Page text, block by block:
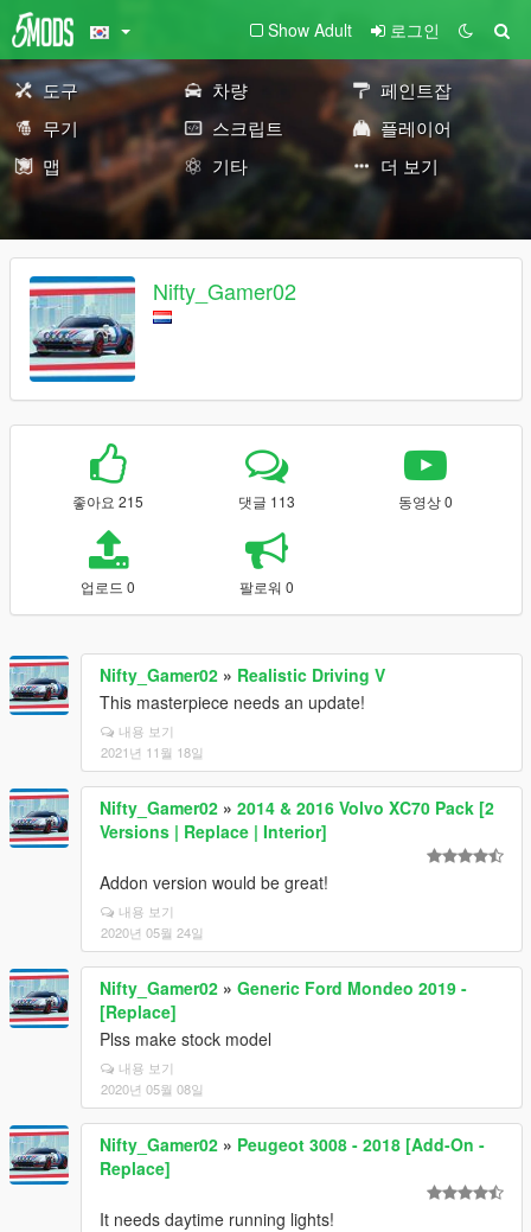
Show Adult 로그인
도구 차량
페인트잡
무기
스크립트
플레이어
맵
기타 더 보기
Nifty_Gamer02
좋아요 215 댓글 113 동영상 0
업로드 0 팔로워 0
Nifty_Gamer02 » Realistic Driving V
This masterpiece needs an update!
내용 보기
2021년 11월 18일
Nifty_Gamer02 » 2014 & 2016 Volvo XC70 Pack [2
Versions | Replace | Interior]
Addon version would be great!
내용 보기
2020년 05월 24일
Nifty_Gamer02 » Generic Ford Mondeo 2019 -
[Replace]
Plss make stock model
내용 보기
2020년 05월 08일
Nifty_Gamer02 » Peugeot 3008 - 2018 [Add-On -
Replace]
It needs daytime running lights!